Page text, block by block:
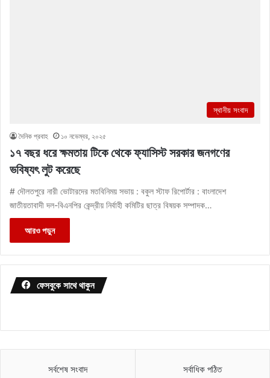
স্থানীয় সংবাদ
দৈনিক প্রবাহ ১০ নভেম্বর, ২০২৫
১৭ বছর ধরে ক্ষমতায় টিকে থেকে ফ্যাসিস্ট সরকার জনগণের
ভবিষ্যৎ লুট করেছে
# দৌলতপুরে নারী ভোটারদের মতবিনিময় সভায় : বকুল স্টাফ রিপোর্টার : বাংলাদেশ
জাতীয়তাবাদী দল-বিএনপির কেন্দ্রীয় নির্বাহী কমিটির ছাত্র বিষয়ক সম্পাদক…
আরও পড়ুন
ফেসবুকে সাথে থাকুন
সর্বশেষ সংবাদ সর্বাধিক পঠিত